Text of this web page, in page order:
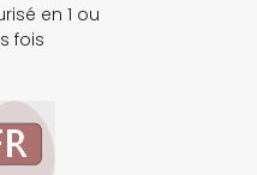
en 1 ou
fois